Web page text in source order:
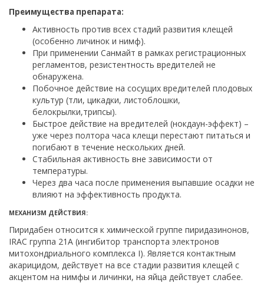
Преимущества препарата:
Активность против всех стадий развития клещей
(особенно личинок и нимф).
При применении Санмайт в рамках регистрационных
регламентов, резистентность вредителей не
обнаружена.
Побочное действие на сосущих вредителей плодовых
культур (тли, цикадки, листоблошки,
белокрылки,трипсы).
Быстрое действие на вредителей (нокдаун-эффект) –
уже через полтора часа клещи перестают питаться и
погибают в течение нескольких дней.
Стабильная активность вне зависимости от
температуры.
Через два часа после применения выпавшие осадки не
влияют на эффективность продукта.
МЕХАНИЗМ ДЕЙСТВИЯ:
Пиридабен относится к химической группе пиридазинонов,
IRAC группа 21А (ингибитор транспорта электронов
митохондриального комплекса I). Является контактным
акарицидом, действует на все стадии развития клещей с
акцентом на нимфы и личинки, на яйца действует слабее.